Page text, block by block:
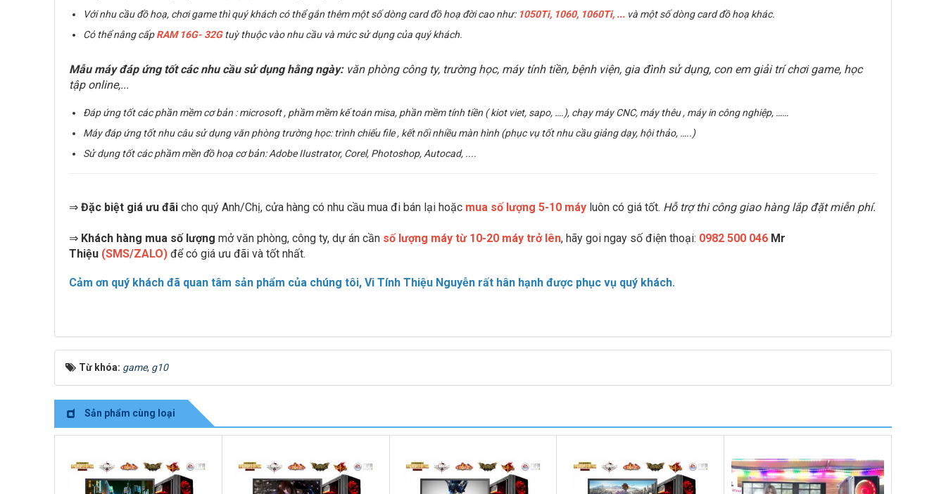
Với nhu cầu đồ hoạ, chơi game thì quý khách có thể gắn thêm một số dòng card đồ hoạ đời cao như: 1050Ti, 1060, 1060Ti, ... và một số dòng card đồ hoạ khác.
Có thể nâng cấpRAM 16G- 32G tuỳ thuộc vào nhu cầu và mức sử dụng của quý khách.
Mẫu máy đáp ứng tốt các nhu cầu sử dụng hằng ngày: văn phòng công ty, trường học, máy tính tiền, bệnh viện, gia đình sử dụng, con em giải trí chơi game, học
tập online,...
Đáp ứng tốt các phần mềm cơ bản : microsoft , phầm mềm kế toán misa, phần mềm tính tiền ( kiot viet, sapo, ….), chạy máy CNC, máy thêu , máy in công nghiệp, ……
Máy đáp ứng tốt nhu câu sử dụng văn phòng trường học: trình chiếu file , kết nối nhiều màn hình (phục vụ tốt nhu cầu giảng dạy, hội thảo, …..)
Sử dụng tốt các phầm mền đồ hoạ cơ bản:Adobe IIustrator, Corel, Photoshop, Autocad, ....
⇒ Đặc biệt giá ưu đãi cho quý Anh/Chị, cửa hàng có nhu cầu mua đi bán lại hoặc mua số lượng 5-10 máy luôn có giá tốt. Hỗ trợ thi công giao hàng lắp đặt miễn phí.
⇒ Khách hàng mua số lượng mở văn phòng, công ty, dự án cần số lượng máy từ 10-20 máy trở lên, hãy goi ngay số điện thoại: 0982 500 046 Mr
Thiệu (SMS/ZALO) để có giá ưu đãi và tốt nhất.
Cảm ơn quý khách đã quan tâm sản phẩm của chúng tôi, Vi Tính Thiệu Nguyễn rất hân hạnh được phục vụ quý khách.
Từ khóa: game, g10
Sản phẩm cùng loại